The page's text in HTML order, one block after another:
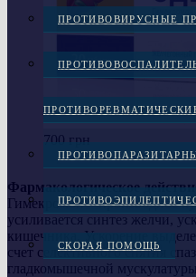
ПРОТИВОВИРУСНЫЕ
СКОРАЯ ПОМОЩЬ
700 грн
Фармакологическое
Гимекромон – производное
усиливается синтез желчи,
кишечника. Ускорение
счет селективного снятия
гладкомышечной